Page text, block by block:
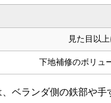
見た目以
下地補修のボリュ
ベランダ側の鉄部や